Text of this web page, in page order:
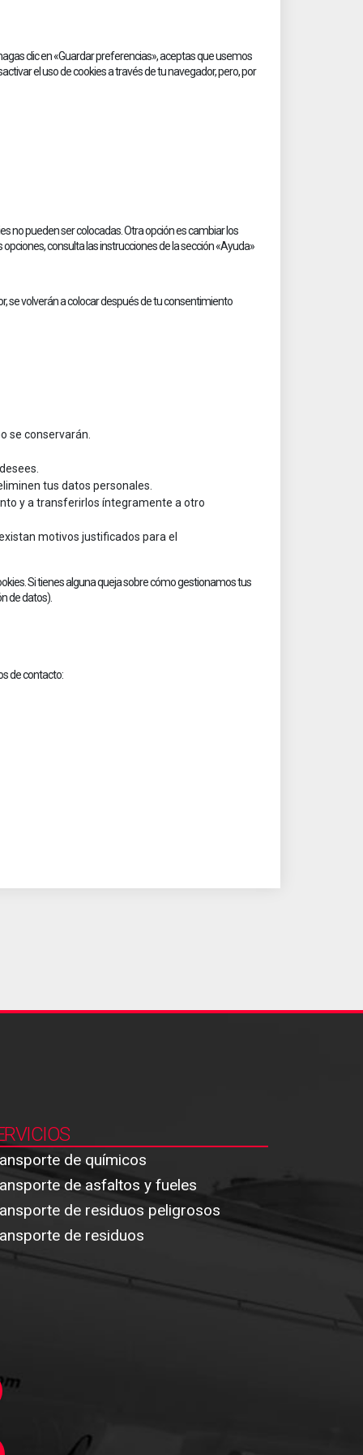
clic en «Guardar preferencias», aceptas que usemos
el uso de cookies a través de tu navegador, pero, por
no pueden ser colocadas. Otra opción es cambiar los
consulta las instrucciones de la sección «Ayuda»
se volverán a colocar después de tu consentimiento
se conservarán.
tus datos personales.
y a transferirlos íntegramente a otro
motivos justificados para el
Si tienes alguna queja sobre cómo gestionamos tus
de datos).
de contacto:
de químicos
de asfaltos y fueles
de residuos peligrosos
de residuos